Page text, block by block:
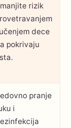
rizik
dece
pokrivaju
pranje
i